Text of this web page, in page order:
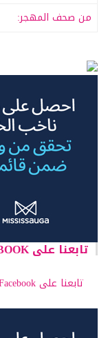
من صحف المهجر:
تابعنا على FACEBOOK
تابعنا على Facebook